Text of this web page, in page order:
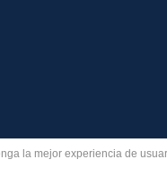
la mejor experiencia de